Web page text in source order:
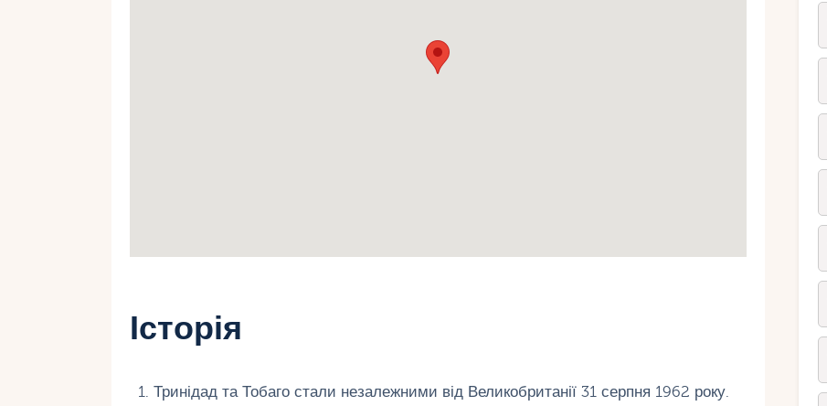
Історія
Тринідад та Тобаго стали незалежними від Великобританії 31 серпня 1962 року.